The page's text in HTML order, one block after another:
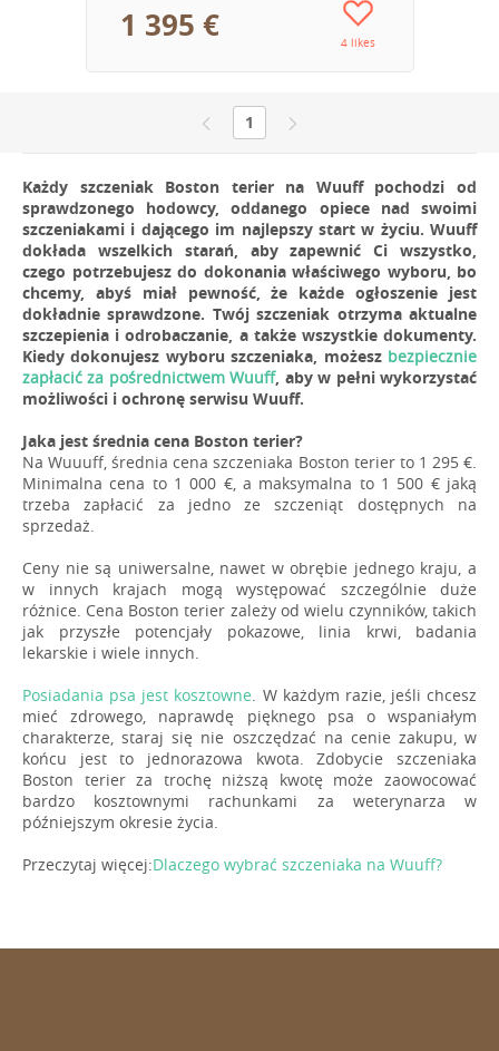
1 395 € 4 likes
1
Każdy szczeniak Boston terier na Wuuff pochodzi od
sprawdzonego hodowcy, oddanego opiece nad swoimi
szczeniakami i dającego im najlepszy start w życiu. Wuuff
dokłada wszelkich starań, aby zapewnić Ci wszystko,
czego potrzebujesz do dokonania właściwego wyboru, bo
chcemy, abyś miał pewność, że każde ogłoszenie jest
dokładnie sprawdzone. Twój szczeniak otrzyma aktualne
szczepienia i odrobaczanie, a także wszystkie dokumenty.
Kiedy dokonujesz wyboru szczeniaka, możesz bezpiecznie
zapłacić za pośrednictwem Wuuff, aby w pełni wykorzystać
możliwości i ochronę serwisu Wuuff.
Jaka jest średnia cena Boston terier?
Na Wuuuff, średnia cena szczeniaka Boston terier to 1 295 €.
Minimalna cena to 1 000 €, a maksymalna to 1 500 € jaką
trzeba zapłacić za jedno ze szczeniąt dostępnych na
sprzedaż.
Ceny nie są uniwersalne, nawet w obrębie jednego kraju, a
w innych krajach mogą występować szczególnie duże
różnice. Cena Boston terier zależy od wielu czynników, takich
jak przyszłe potencjały pokazowe, linia krwi, badania
lekarskie i wiele innych.
Posiadania psa jest kosztowne . W każdym razie, jeśli chcesz
mieć zdrowego, naprawdę pięknego psa o wspaniałym
charakterze, staraj się nie oszczędzać na cenie zakupu, w
końcu jest to jednorazowa kwota. Zdobycie szczeniaka
Boston terier za trochę niższą kwotę może zaowocować
bardzo kosztownymi rachunkami za weterynarza w
późniejszym okresie życia.
Przeczytaj więcej:Dlaczego wybrać szczeniaka na Wuuff?